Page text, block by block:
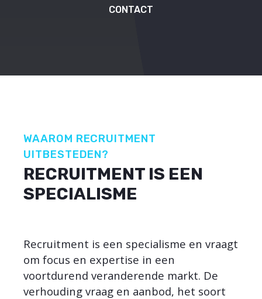
CONTACT
WAAROM RECRUITMENT
UITBESTEDEN?
RECRUITMENT IS EEN
SPECIALISME
Recruitment is een specialisme en vraagt
om focus en expertise in een
voortdurend veranderende markt. De
verhouding vraag en aanbod, het soort